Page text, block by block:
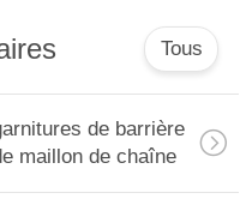
Tous
de barrière
maillon de chaîne